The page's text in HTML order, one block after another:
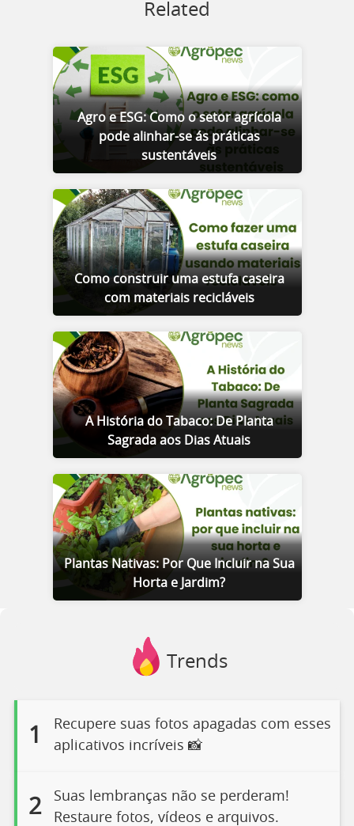
Related
Agro e ESG: Como o setor agrícola
pode alinhar-se ás práticas
sustentáveis
Como construir uma estufa caseira
com materiais recicláveis
A História do Tabaco: De Planta
Sagrada aos Dias Atuais
Plantas Nativas: Por Que Incluir na Sua
Horta e Jardim?
Trends
1
Recupere suas fotos apagadas com esses
aplicativos incríveis 📸
2
Suas lembranças não se perderam!
Restaure fotos, vídeos e arquivos.